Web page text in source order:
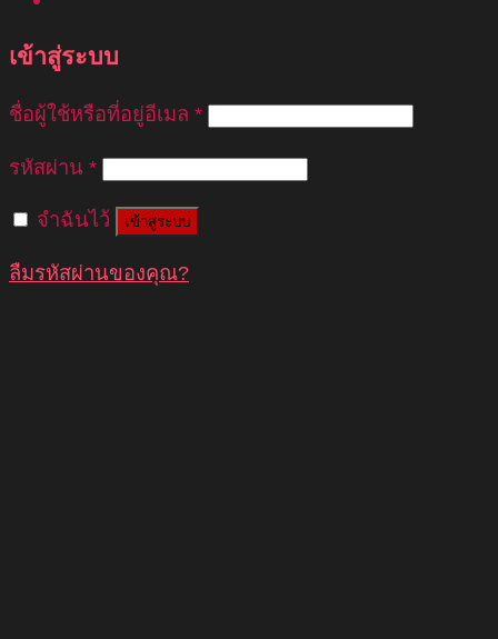
เข้าสู่ระบบ
ชื่อผู้ใช้หรือที่อยู่อีเมล *
รหัสผ่าน *
จำฉันไว้ เข้าสู่ระบบ
ลืมรหัสผ่านของคุณ?